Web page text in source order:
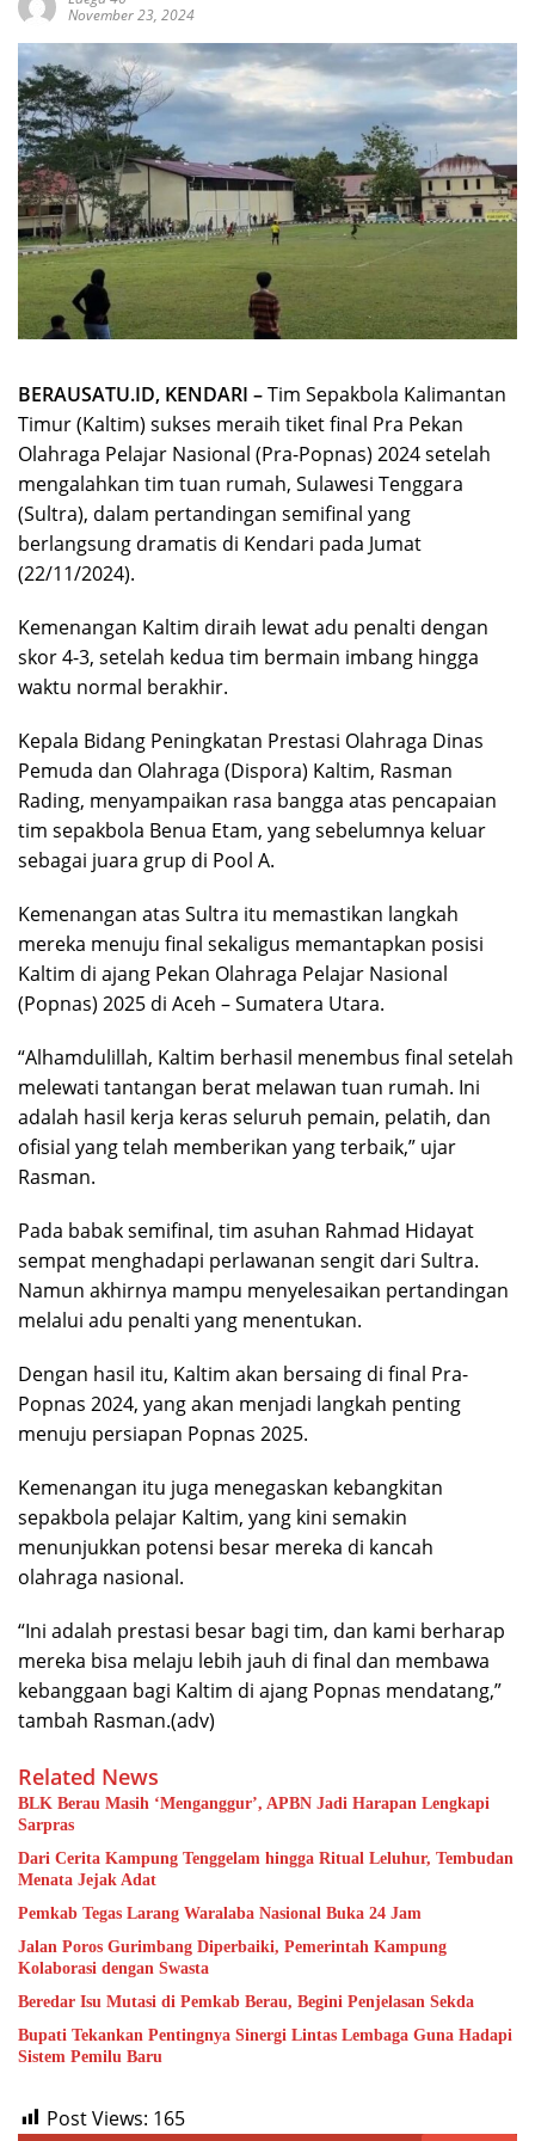
November 23, 2024
BERAUSATU.ID, KENDARI –Tim Sepakbola Kalimantan
Timur (Kaltim) sukses meraih tiket final Pra Pekan
Olahraga Pelajar Nasional (Pra-Popnas) 2024 setelah
mengalahkan tim tuan rumah, Sulawesi Tenggara
(Sultra), dalam pertandingan semifinal yang
berlangsung dramatis di Kendari pada Jumat
(22/11/2024).
Kemenangan Kaltim diraih lewat adu penalti dengan
skor 4-3, setelah kedua tim bermain imbang hingga
waktu normal berakhir.
Kepala Bidang Peningkatan Prestasi Olahraga Dinas
Pemuda dan Olahraga (Dispora) Kaltim, Rasman
Rading, menyampaikan rasa bangga atas pencapaian
tim sepakbola Benua Etam, yang sebelumnya keluar
sebagai juara grup di Pool A.
Kemenangan atas Sultra itu memastikan langkah
mereka menuju final sekaligus memantapkan posisi
Kaltim di ajang Pekan Olahraga Pelajar Nasional
(Popnas) 2025 di Aceh – Sumatera Utara.
“Alhamdulillah, Kaltim berhasil menembus final setelah
melewati tantangan berat melawan tuan rumah. Ini
adalah hasil kerja keras seluruh pemain, pelatih, dan
ofisial yang telah memberikan yang terbaik,” ujar
Rasman.
Pada babak semifinal, tim asuhan Rahmad Hidayat
sempat menghadapi perlawanan sengit dari Sultra.
Namun akhirnya mampu menyelesaikan pertandingan
melalui adu penalti yang menentukan.
Dengan hasil itu, Kaltim akan bersaing di final Pra-
Popnas 2024, yang akan menjadi langkah penting
menuju persiapan Popnas 2025.
Kemenangan itu juga menegaskan kebangkitan
sepakbola pelajar Kaltim, yang kini semakin
menunjukkan potensi besar mereka di kancah
olahraga nasional.
“Ini adalah prestasi besar bagi tim, dan kami berharap
mereka bisa melaju lebih jauh di final dan membawa
kebanggaan bagi Kaltim di ajang Popnas mendatang,”
tambah Rasman.(adv)
Related News
BLK Berau Masih ‘Menganggur’, APBN Jadi Harapan Lengkapi
Sarpras
Dari Cerita Kampung Tenggelam hingga Ritual Leluhur, Tembudan
Menata Jejak Adat
Pemkab Tegas Larang Waralaba Nasional Buka 24 Jam
Jalan Poros Gurimbang Diperbaiki, Pemerintah Kampung
Kolaborasi dengan Swasta
Beredar Isu Mutasi di Pemkab Berau, Begini Penjelasan Sekda
Bupati Tekankan Pentingnya Sinergi Lintas Lembaga Guna Hadapi
Sistem Pemilu Baru
Post Views: 165